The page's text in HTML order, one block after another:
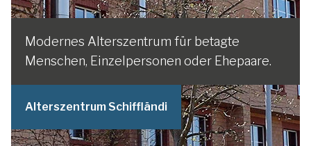
Modernes Alterszentrum für betagte
Menschen, Einzelpersonen oder Ehepaare.
Alterszentrum Schiffländi